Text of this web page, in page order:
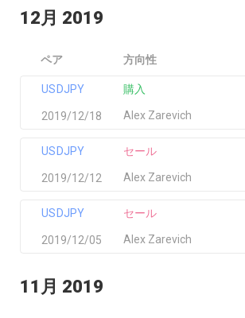
12月 2019
ペア 方向性
USDJPY
Alex Zarevich
購入
2019/12/18
USDJPY
Alex Zarevich
セール
2019/12/12
USDJPY
Alex Zarevich
セール
2019/12/05
11月 2019